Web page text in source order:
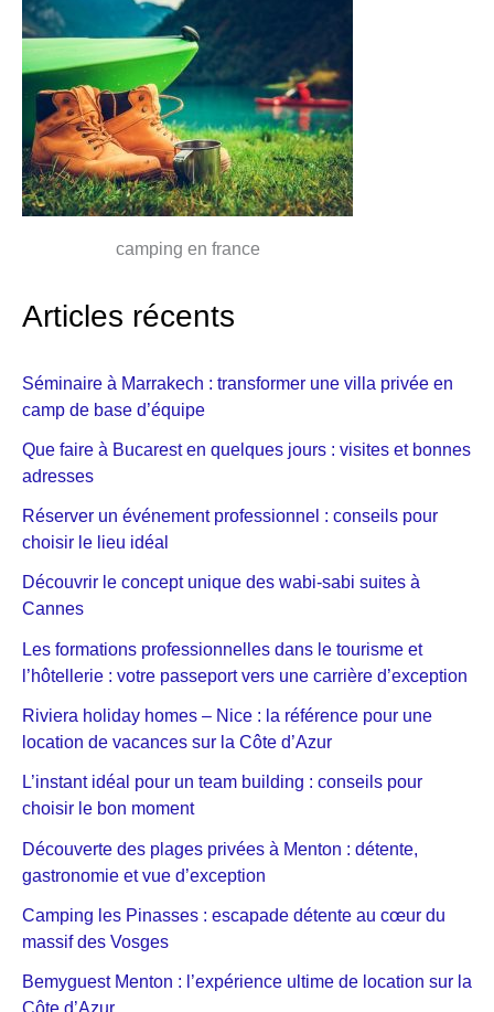
camping en france
Articles récents
Séminaire à Marrakech : transformer une villa privée en
camp de base d’équipe
Que faire à Bucarest en quelques jours : visites et bonnes
adresses
Réserver un événement professionnel : conseils pour
choisir le lieu idéal
Découvrir le concept unique des wabi-sabi suites à
Cannes
Les formations professionnelles dans le tourisme et
l’hôtellerie : votre passeport vers une carrière d’exception
Riviera holiday homes – Nice : la référence pour une
location de vacances sur la Côte d’Azur
L’instant idéal pour un team building : conseils pour
choisir le bon moment
Découverte des plages privées à Menton : détente,
gastronomie et vue d’exception
Camping les Pinasses : escapade détente au cœur du
massif des Vosges
Bemyguest Menton : l’expérience ultime de location sur la
Côte d’Azur